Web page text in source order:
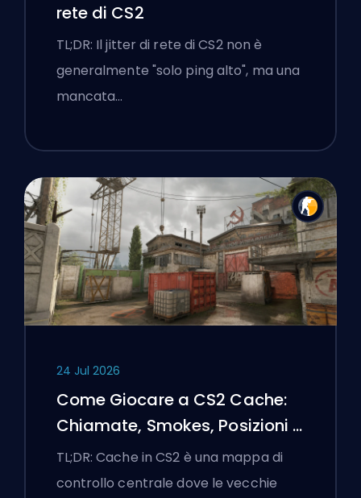
rete di CS2
TL;DR: Il jitter di rete di CS2 non è
generalmente "solo ping alto", ma una
mancata…
24 Jul 2026
Come Giocare a CS2 Cache:
Chiamate, Smokes, Posizioni e
Suggerimenti Premier
TL;DR: Cache in CS2 è una mappa di
controllo centrale dove le vecchie